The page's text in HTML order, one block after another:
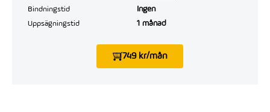
Bindningstid Ingen
Uppsägningstid 1 månad
749 kr/mån